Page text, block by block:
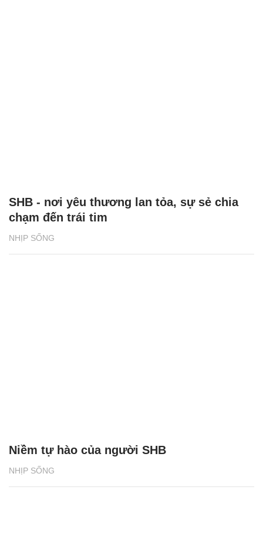
NHỊP SỐNG
SHB - nơi yêu thương lan tỏa, sự sẻ chia
chạm đến trái tim
NHỊP SỐNG
Niềm tự hào của người SHB